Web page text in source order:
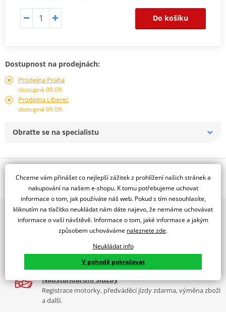
Do košíku
Dostupnost na prodejnách:
Prodejna Praha
dostupné 09.09.
Prodejna Liberec
dostupné 09.09.
Obraťte se na specialistu
Jsme autorizovaný
dealer značky RDMOTO
Padací rámy RDMOTO nabízí maximální ochranu Vašeho
motocyklu.
"Testováno zákazníky"
Cena za pár včetně montážní sady.
2x multibrand showroom
9 značek motocyklů, servis, oblečení, doplňky i náhradní
díly, to vše v Praze a Liberci
Více než 30 let zkušeností
Za řídítky motorek, v servisu i prodeji moto vybavení
Nadstandardní služby
Registrace motorky, předváděcí jízdy zdarma, výměna zboží
a další.
Chceme vám přinášet co nejlepší zážitek z prohlížení našich stránek a
nakupování na našem e-shopu. K tomu potřebujeme uchovat
informace o tom, jak používáte náš web. Pokud s tím nesouhlasíte,
kliknutím na tlačítko neukládat nám dáte najevo, že nemáme uchovávat
informace o vaší návštěvě. Informace o tom, jaké informace a jakým
způsobem uchováváme naleznete zde.
Neukládat info
V pohodě pokračovat